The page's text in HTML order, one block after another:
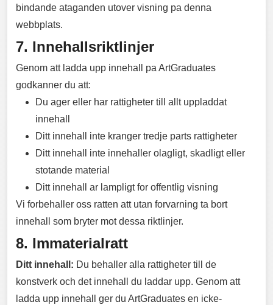
bindande ataganden utover visning pa denna
webbplats.
7. Innehallsriktlinjer
Genom att ladda upp innehall pa ArtGraduates
godkanner du att:
Du ager eller har rattigheter till allt uppladdat
innehall
Ditt innehall inte kranger tredje parts rattigheter
Ditt innehall inte innehaller olagligt, skadligt eller
stotande material
Ditt innehall ar lampligt for offentlig visning
Vi forbehaller oss ratten att utan forvarning ta bort
innehall som bryter mot dessa riktlinjer.
8. Immaterialratt
Ditt innehall: Du behaller alla rattigheter till de
konstverk och det innehall du laddar upp. Genom att
ladda upp innehall ger du ArtGraduates en icke-